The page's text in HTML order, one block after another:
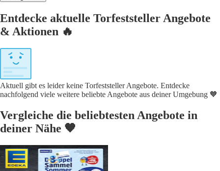
Entdecke aktuelle Torfeststeller Angebote
& Aktionen 🔥
Aktuell gibt es leider keine Torfeststeller Angebote. Entdecke
nachfolgend viele weitere beliebte Angebote aus deiner Umgebung 🧡
Vergleiche die beliebtesten Angebote in
deiner Nähe 🧡